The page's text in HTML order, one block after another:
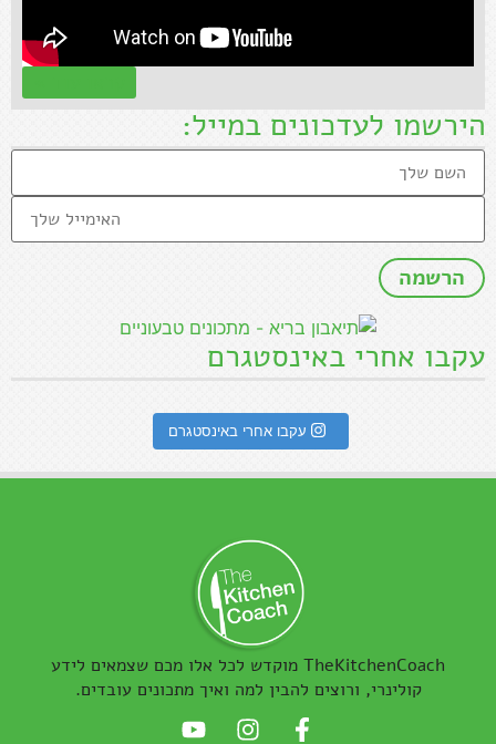
הירשמו לעדכונים במייל:
עקבו אחרי באינסטגרם
עקבו אחרי באינסטגרם
TheKitchenCoach מוקדש לכל אלו מכם שצמאים לידע
קולינרי, ורוצים להבין למה ואיך מתכונים עובדים.